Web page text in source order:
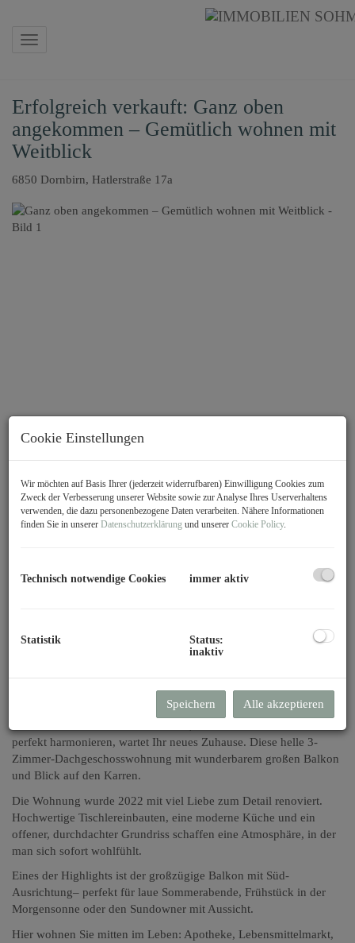
Navigation anzeigen
Erfolgreich verkauft: Ganz oben
angekommen – Gemütlich wohnen mit
Weitblick
6850 Dornbirn, Hatlerstraße 17a
Über den Dächern von Dornbirn –
Stilvoll wohnen mit Weitblick
perfekt harmonieren, wartet Ihr neues Zuhause. Diese helle 3-
Zimmer-Dachgeschosswohnung mit wunderbarem großen Balkon
und Blick auf den Karren.
Die Wohnung wurde 2022 mit viel Liebe zum Detail renoviert.
Hochwertige Tischlereinbauten, eine moderne Küche und ein
offener, durchdachter Grundriss schaffen eine Atmosphäre, in der
man sich sofort wohlfühlt.
Eines der Highlights ist der großzügige Balkon mit Süd-
Ausrichtung– perfekt für laue Sommerabende, Frühstück in der
Morgensonne oder den Sundowner mit Aussicht.
Hier wohnen Sie mitten im Leben: Apotheke, Lebensmittelmarkt,
Cookie Einstellungen
Wir möchten auf Basis Ihrer (jederzeit widerrufbaren) Einwilligung Cookies zum
Zweck der Verbesserung unserer Website sowie zur Analyse Ihres Userverhaltens
verwenden, die dazu personenbezogene Daten verarbeiten. Nähere Informationen
finden Sie in unserer Datenschutzerklärung und unserer Cookie Policy.
Technisch notwendige Cookies immer aktiv
Statistik
Status:
inaktiv
Speichern Alle akzeptieren